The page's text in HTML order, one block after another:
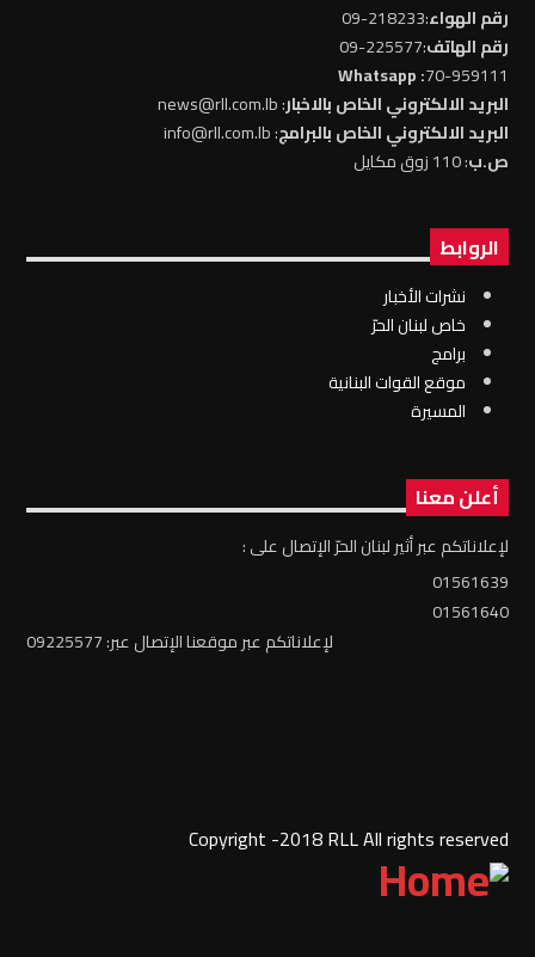
رقم الهواء:218233-09
رقم الهاتف:225577-09
70-959111
: Whatsapp
البريد الالكتروني الخاص بالاخبار: news@rll.com.lb
البريد الالكتروني الخاص بالبرامج: info@rll.com.lb
ص.ب: 110 زوق مكايل
الروابط
نشرات الأخبار
خاص لبنان الحرّ
برامج
موقع القوات البنانية
المسيرة
أعلن معنا
لإعلاناتكم عبر أثير لبنان الحرّ الإتصال على :
01561639
01561640
لإعلاناتكم عبر موقعنا الإتصال عبر: 09225577
Copyright -2018 RLL All rights reserved